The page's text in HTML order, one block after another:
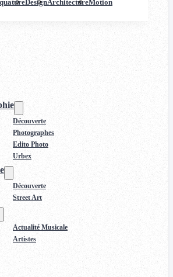
DesignArchitectureMotion
Découverte
Photographes
Edito Photo
Urbex
Découverte
Street Art
Actualité Musicale
Artistes